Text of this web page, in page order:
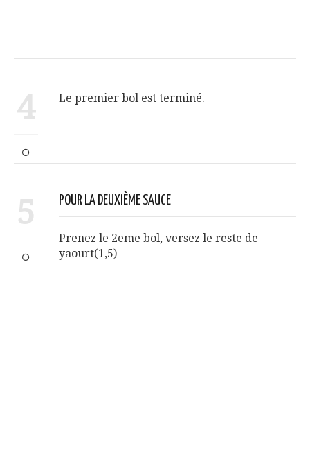
4 Le premier bol est terminé.
5 POUR LA DEUXIÈME SAUCE
Prenez le 2eme bol, versez le reste de
yaourt(1,5)